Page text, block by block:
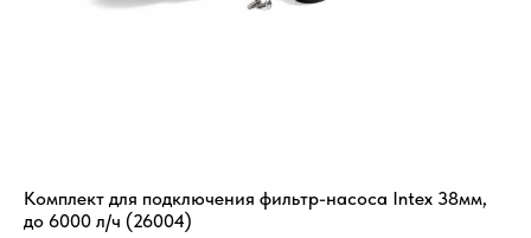
Комплект для подключения фильтр-насоса Intex 38мм,
до 6000 л/ч (26004)